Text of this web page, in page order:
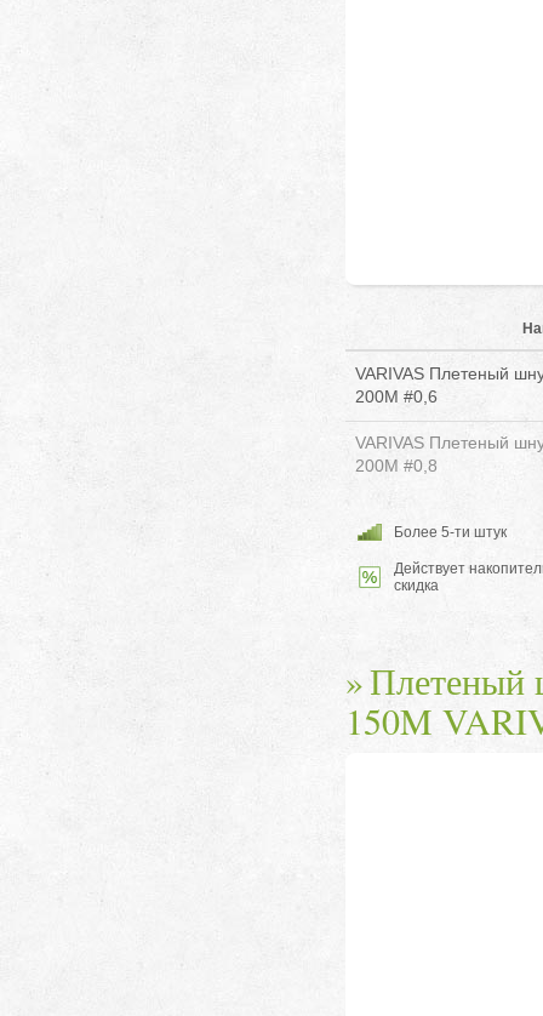
VARIVAS Плетеный
200M #0,6
VARIVAS Плетеный
200M #0,8
Более 5-ти штук
Действует
скидка
Плетеный
150M